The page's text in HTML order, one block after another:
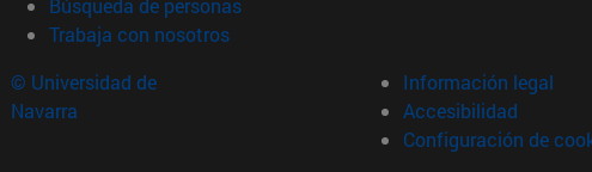
Búsqueda de personas
Trabaja con nosotros(abre en nueva ventana)
© Universidad de
Navarra
Información legal
Accesibilidad
Configuración de